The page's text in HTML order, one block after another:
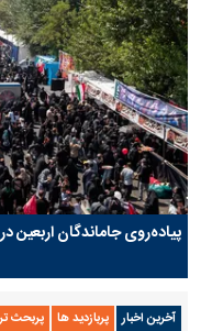
پیاده‌روی جاماندگان اربعین
آخرین اخبار پربازدید ها پربحث